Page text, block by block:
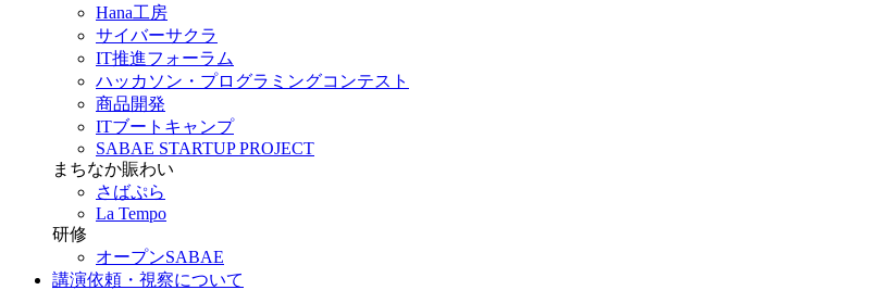
Hana工房
サイバーサクラ
IT推進フォーラム
ハッカソン・プログラミングコンテスト
商品開発
ITブートキャンプ
SABAE STARTUP PROJECT
まちなか賑わい
さばぷら
La Tempo
研修
オープンSABAE
講演依頼・視察について